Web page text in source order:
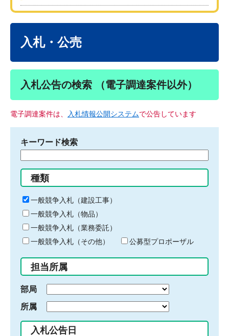
入札・公売
入札公告の検索 （電子調達案件以外）
電子調達案件は、 入札情報公開システムで公告しています
キーワード検索
る
キ
ー
ワ
ー
ド
入
力
種類
一般競争入札（建設工事）
一般競争入札（物品）
一般競争入札（業務委託）
一般競争入札（その他）
公募型プロポーザル
担当所属
部局
所属
入札公告日